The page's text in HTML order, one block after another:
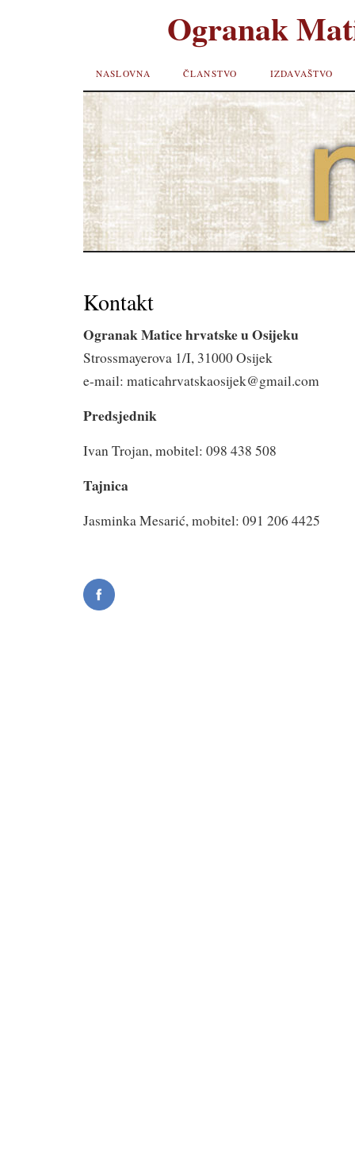
Ogranak
SKIP TO
CONTENT
NASLOVNA ČLANSTVO IZDAVAŠTVO
Kontakt
Ogranak Matice hrvatske u Osijeku
Strossmayerova 1/I, 31000 Osijek
e-mail: maticahrvatskaosijek@gmail.com
Predsjednik
Ivan Trojan, mobitel: 098 438 508
Tajnica
Jasminka Mesarić, mobitel: 091 206 4425